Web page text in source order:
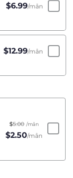
$6.99/mån
$12.99/mån
$5.00 /mån
$2.50/mån